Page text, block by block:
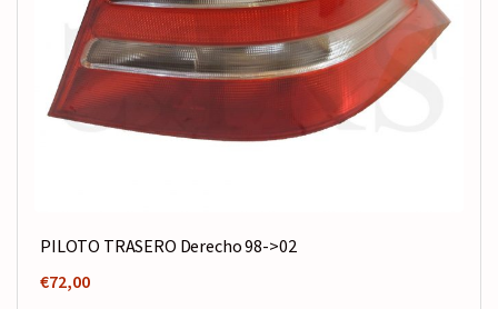
PILOTO TRASERO Derecho 98->02
€72,00